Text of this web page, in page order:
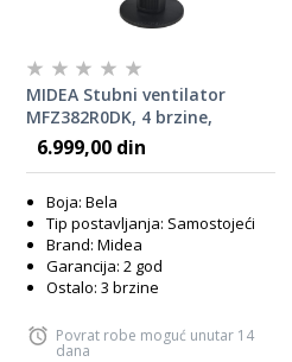
MIDEA Stubni ventilator
MFZ382R0DK, 4 brzine,
Oscilacija vazduha, Moderan
toranj dizajn, Crni
6.999,00 din
Boja: Bela
Tip postavljanja: Samostojeći
Brand: Midea
Garancija: 2 god
Ostalo: 3 brzine
Povrat robe moguć unutar 14
dana